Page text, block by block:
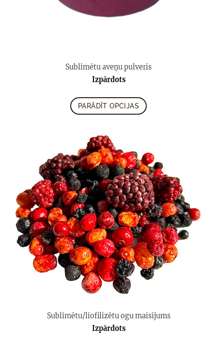
Sublimētu aveņu pulveris
Izpārdots
PARĀDĪT OPCIJAS
Sublimētu/liofilizētu ogu maisījums
Izpārdots